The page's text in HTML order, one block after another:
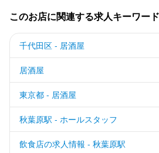
このお店に関連する求人キーワード
千代田区 - 居酒屋
居酒屋
東京都 - 居酒屋
秋葉原駅 - ホールスタッフ
飲食店の求人情報 - 秋葉原駅
という気持ちがあると嬉しいです。
ぜひお気軽に連絡をください。
世間話からスタートしましょう！
◎外国籍の方も多く来店します。英語や
が可能です！
求める人物像
・仕事をしていない期間が長い
・初めての接客で不安
・料理を作ったことがない
・やりたいことがない
などオールOK！
その不安は「変わりたい」の裏返し。
今のあなたで、大丈夫です！
そこにほんの少しでも
今のあなたで、大丈夫です！
そこにほんの少しでも
「仲間が欲しい」
という気持ちがあると嬉しいです。
ぜひお気軽に連絡をください。
が可能です！
その不安は「変わりたい」の裏返し。
スキルゼロで構いません。
今のあなたで、大丈夫です！
そこにほんの少しでも
「仲間が欲しい」
「チームで一緒に喜びたい」
という気持ちがあると嬉しいです。
ぜひお気軽に連絡をください。